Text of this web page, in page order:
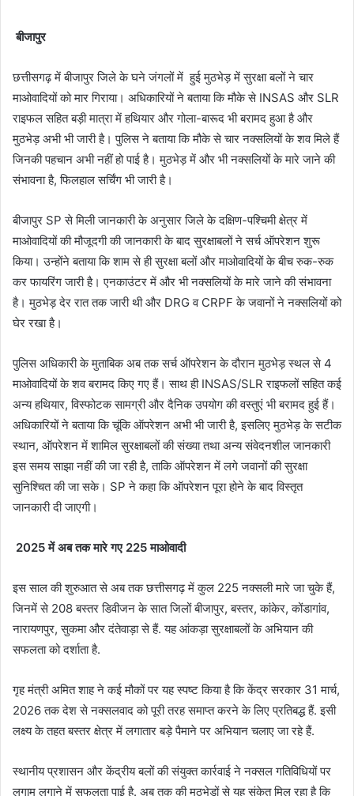
बीजापुर
छत्तीसगढ़ में बीजापुर जिले के घने जंगलों में हुई मुठभेड़ में सुरक्षा बलों ने चार
माओवादियों को मार गिराया। अधिकारियों ने बताया कि मौके से INSAS और SLR
राइफल सहित बड़ी मात्रा में हथियार और गोला-बारूद भी बरामद हुआ है और
मुठभेड़ अभी भी जारी है। पुलिस ने बताया कि मौके से चार नक्सलियों के शव मिले हैं
जिनकी पहचान अभी नहीं हो पाई है। मुठभेड़ में और भी नक्सलियों के मारे जाने की
संभावना है, फिलहाल सर्चिंग भी जारी है।
बीजापुर SP से मिली जानकारी के अनुसार जिले के दक्षिण-पश्चिमी क्षेत्र में
माओवादियों की मौजूदगी की जानकारी के बाद सुरक्षाबलों ने सर्च ऑपरेशन शुरू
किया। उन्होंने बताया कि शाम से ही सुरक्षा बलों और माओवादियों के बीच रुक-रुक
कर फायरिंग जारी है। एनकाउंटर में और भी नक्सलियों के मारे जाने की संभावना
है। मुठभेड़ देर रात तक जारी थी और DRG व CRPF के जवानों ने नक्सलियों को
घेर रखा है।
पुलिस अधिकारी के मुताबिक अब तक सर्च ऑपरेशन के दौरान मुठभेड़ स्थल से 4
माओवादियों के शव बरामद किए गए हैं। साथ ही INSAS/SLR राइफलों सहित कई
अन्य हथियार, विस्फोटक सामग्री और दैनिक उपयोग की वस्तुएं भी बरामद हुई हैं।
अधिकारियों ने बताया कि चूंकि ऑपरेशन अभी भी जारी है, इसलिए मुठभेड़ के सटीक
स्थान, ऑपरेशन में शामिल सुरक्षाबलों की संख्या तथा अन्य संवेदनशील जानकारी
इस समय साझा नहीं की जा रही है, ताकि ऑपरेशन में लगे जवानों की सुरक्षा
सुनिश्चित की जा सके। SP ने कहा कि ऑपरेशन पूरा होने के बाद विस्तृत
जानकारी दी जाएगी।
2025 में अब तक मारे गए 225 माओवादी
इस साल की शुरुआत से अब तक छत्तीसगढ़ में कुल 225 नक्सली मारे जा चुके हैं,
जिनमें से 208 बस्तर डिवीजन के सात जिलों बीजापुर, बस्तर, कांकेर, कोंडागांव,
नारायणपुर, सुकमा और दंतेवाड़ा से हैं. यह आंकड़ा सुरक्षाबलों के अभियान की
सफलता को दर्शाता है.
गृह मंत्री अमित शाह ने कई मौकों पर यह स्पष्ट किया है कि केंद्र सरकार 31 मार्च,
2026 तक देश से नक्सलवाद को पूरी तरह समाप्त करने के लिए प्रतिबद्ध हैं. इसी
लक्ष्य के तहत बस्तर क्षेत्र में लगातार बड़े पैमाने पर अभियान चलाए जा रहे हैं.
स्थानीय प्रशासन और केंद्रीय बलों की संयुक्त कार्रवाई ने नक्सल गतिविधियों पर
लगाम लगाने में सफलता पाई है. अब तक की मुठभेड़ों से यह संकेत मिल रहा है कि